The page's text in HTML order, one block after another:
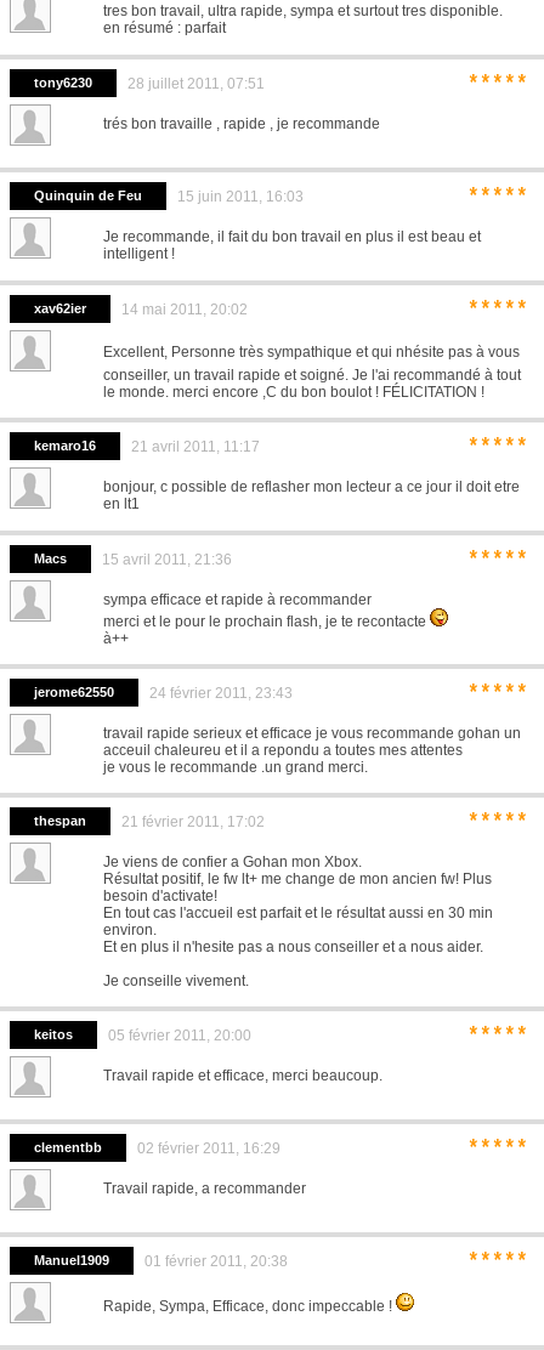
tres bon travail, ultra rapide, sympa et surtout tres disponible.
en résumé : parfait
tony6230 28 juillet 2011, 07:51 *****
trés bon travaille , rapide , je recommande
Quinquin de Feu 15 juin 2011, 16:03 *****
Je recommande, il fait du bon travail en plus il est beau et
intelligent !
xav62ier 14 mai 2011, 20:02 *****
Excellent, Personne très sympathique et qui nhésite pas à vous
conseiller, un travail rapide et soigné. Je l'ai recommandé à tout
le monde. merci encore ,C du bon boulot ! FÉLICITATION !
kemaro16 21 avril 2011, 11:17 *****
bonjour, c possible de reflasher mon lecteur a ce jour il doit etre
en lt1
Macs 15 avril 2011, 21:36 *****
sympa efficace et rapide à recommander
merci et le pour le prochain flash, je te recontacte
à++
jerome62550 24 février 2011, 23:43 *****
travail rapide serieux et efficace je vous recommande gohan un
acceuil chaleureu et il a repondu a toutes mes attentes
je vous le recommande .un grand merci.
thespan 21 février 2011, 17:02 *****
Je viens de confier a Gohan mon Xbox.
Résultat positif, le fw lt+ me change de mon ancien fw! Plus
besoin d'activate!
En tout cas l'accueil est parfait et le résultat aussi en 30 min
environ.
Et en plus il n'hesite pas a nous conseiller et a nous aider.
Je conseille vivement.
keitos 05 février 2011, 20:00 *****
Travail rapide et efficace, merci beaucoup.
clementbb 02 février 2011, 16:29 *****
Travail rapide, a recommander
Manuel1909 01 février 2011, 20:38 *****
Rapide, Sympa, Efficace, donc impeccable !